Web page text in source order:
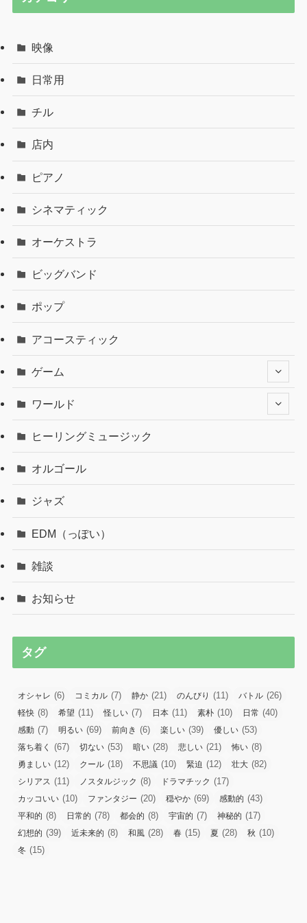
映像
日常用
チル
店内
ピアノ
シネマティック
オーケストラ
ビッグバンド
ポップ
アコースティック
ゲーム
ワールド
ヒーリングミュージック
オルゴール
ジャズ
EDM（っぽい）
雑談
お知らせ
タグ
オシャレ (6) コミカル (7) 静か (21) のんびり (11) バトル (26)
軽快 (8) 希望 (11) 怪しい (7) 日本 (11) 素朴 (10) 日常 (40)
感動 (7) 明るい (69) 前向き (6) 楽しい (39) 優しい (53)
落ち着く (67) 切ない (53) 暗い (28) 悲しい (21) 怖い (8)
勇ましい (12) クール (18) 不思議 (10) 緊迫 (12) 壮大 (82)
シリアス (11) ノスタルジック (8) ドラマチック (17)
カッコいい (10) ファンタジー (20) 穏やか (69) 感動的 (43)
平和的 (8) 日常的 (78) 都会的 (8) 宇宙的 (7) 神秘的 (17)
幻想的 (39) 近未来的 (8) 和風 (28) 春 (15) 夏 (28) 秋 (10)
冬 (15)